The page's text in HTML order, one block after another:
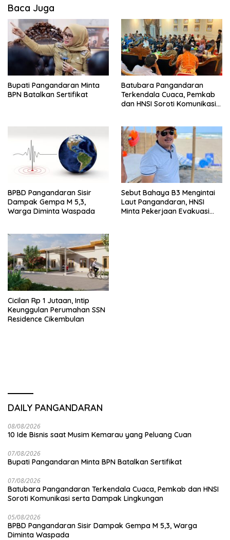
Baca Juga
Bupati Pangandaran Minta
BPN Batalkan Sertifikat
Batubara Pangandaran
Terkendala Cuaca, Pemkab
dan HNSI Soroti Komunikasi
BPBD Pangandaran Sisir
Dampak Gempa M 5,3,
Warga Diminta Waspada
Sebut Bahaya B3 Mengintai
Laut Pangandaran, HNSI
Minta Pekerjaan Evakuasi
Cicilan Rp 1 Jutaan, Intip
Keunggulan Perumahan SSN
Residence Cikembulan
DAILY PANGANDARAN
08/08/2026
10 Ide Bisnis saat Musim Kemarau yang Peluang Cuan
07/08/2026
Bupati Pangandaran Minta BPN Batalkan Sertifikat
07/08/2026
Batubara Pangandaran Terkendala Cuaca, Pemkab dan HNSI
Soroti Komunikasi serta Dampak Lingkungan
05/08/2026
BPBD Pangandaran Sisir Dampak Gempa M 5,3, Warga
Diminta Waspada